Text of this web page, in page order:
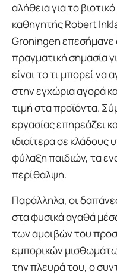
αλήθεια για το
καθηγητής Robert
Groningen επεσήμανε
πραγματική σημασία
είναι το τι μπορεί να
στην εγχώρια αγορά
τιμή στα προϊόντα.
εργασίας επηρεάζει
ιδιαίτερα σε
φύλαξη παιδιών, τα
περίθαλψη.
Παράλληλα, οι
στα φυσικά αγαθά
των αμοιβών του
εμπορικών
την πλευρά του, ο